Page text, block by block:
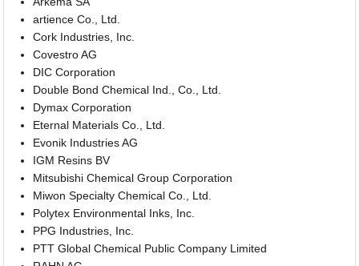
artience Co., Ltd.
Cork Industries, Inc.
Covestro AG
DIC Corporation
Double Bond Chemical Ind., Co., Ltd.
Dymax Corporation
Eternal Materials Co., Ltd.
Evonik Industries AG
IGM Resins BV
Mitsubishi Chemical Group Corporation
Miwon Specialty Chemical Co., Ltd.
Polytex Environmental Inks, Inc.
PPG Industries, Inc.
PTT Global Chemical Public Company Limited